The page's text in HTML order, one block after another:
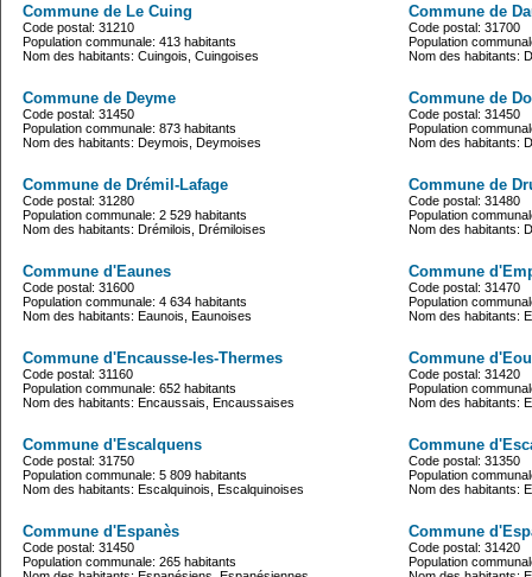
Commune de Le Cuing
Code postal: 31210
Population communale: 413 habitants
Nom des habitants: Cuingois, Cuingoises
Commune de
Code postal: 31700
Population
Nom des habitants:
Commune de Deyme
Code postal: 31450
Population communale: 873 habitants
Nom des habitants: Deymois, Deymoises
Commune de
Code postal: 31450
Population
Nom des habitants:
Commune de Drémil-Lafage
Code postal: 31280
Population communale: 2 529 habitants
Nom des habitants: Drémilois, Drémiloises
Commune de
Code postal: 31480
Population
Nom des habitants:
Commune d'Eaunes
Code postal: 31600
Population communale: 4 634 habitants
Nom des habitants: Eaunois, Eaunoises
Commune
Code postal: 31470
Population
Nom des habitants:
Commune d'Encausse-les-Thermes
Code postal: 31160
Population communale: 652 habitants
Nom des habitants: Encaussais, Encaussaises
Commune
Code postal: 31420
Population
Nom des habitants:
Commune d'Escalquens
Code postal: 31750
Population communale: 5 809 habitants
Nom des habitants: Escalquinois, Escalquinoises
Commune
Code postal: 31350
Population
Nom des habitants:
Commune d'Espanès
Code postal: 31450
Population communale: 265 habitants
Commune
Code postal: 31420
Population